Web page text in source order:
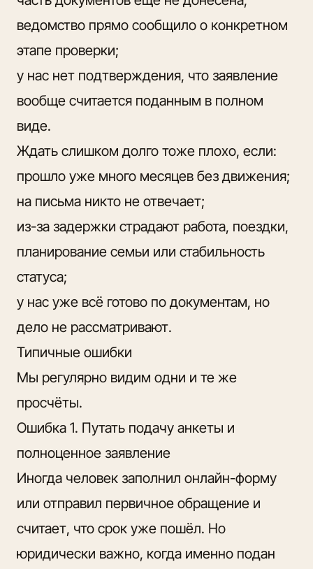
ведомство прямо сообщило о конкретном
этапе проверки;
у нас нет подтверждения, что заявление
вообще считается поданным в полном
виде.
Ждать слишком долго тоже плохо, если:
прошло уже много месяцев без движения;
на письма никто не отвечает;
из-за задержки страдают работа, поездки,
планирование семьи или стабильность
статуса;
у нас уже всё готово по документам, но
дело не рассматривают.
Типичные ошибки
Мы регулярно видим одни и те же
просчёты.
Ошибка 1. Путать подачу анкеты и
полноценное заявление
Иногда человек заполнил онлайн-форму
или отправил первичное обращение и
считает, что срок уже пошёл. Но
юридически важно, когда именно подан